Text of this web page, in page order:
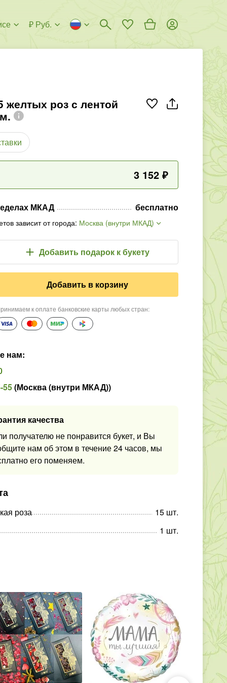
₽ Руб.
желтых роз с лентой
3 152 ₽
МКАД бесплатно
зависит от города: Москва (внутри МКАД)
Добавить подарок к букету
Добавить в корзину
к оплате банковские карты любых стран:
нам:
55(Москва (внутри МКАД))
качества
получателю не понравится букет, и Вы
нам об этом в течение 24 часов, мы
его поменяем.
роза 15 шт.
1 шт.